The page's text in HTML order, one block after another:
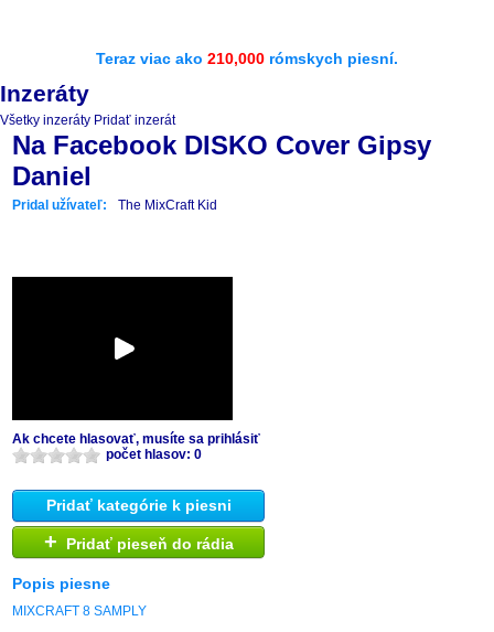
Teraz viac ako 210,000 rómskych piesní.
Inzeráty
Všetky inzeráty Pridať inzerát
Na Facebook DISKO Cover Gipsy
Daniel
Pridal užívateľ: The MixCraft Kid
Ak chcete hlasovať, musíte sa prihlásiť
počet hlasov: 0
Pridať kategórie k piesni
+ Pridať pieseň do rádia
Popis piesne
MIXCRAFT 8 SAMPLY